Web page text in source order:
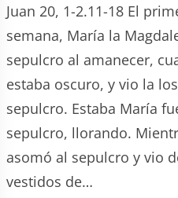
Juan 20, 1-2.11-18 El
semana, María la
sepulcro al amanecer,
estaba oscuro, y vio la
sepulcro. Estaba María
sepulcro, llorando.
asomó al sepulcro y vio
vestidos de…